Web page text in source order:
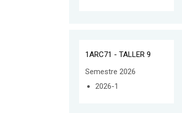
1ARC71 - TALLER 9
Semestre 2026
2026-1